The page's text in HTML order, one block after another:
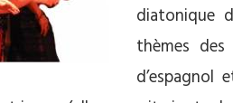
diatonique
thèmes
d’espagnol